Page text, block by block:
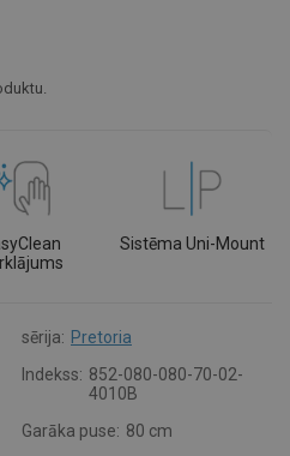
Sistēma Uni-Mount
sērija: Pretoria
Indekss: 852-080-080-70-02-
4010B
Garāka puse: 80 cm